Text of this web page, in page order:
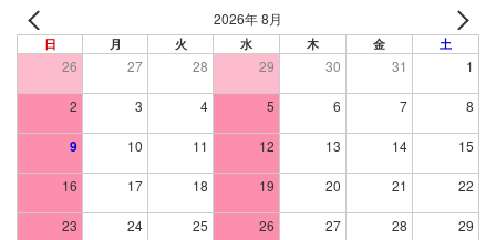
2026年 8月
日 月 火 水 木 金 土
26 27 28 29 30 31 1
2 3 4 5 6 7 8
9 10 11 12 13 14 15
16 17 18 19 20 21 22
23 24 25 26 27 28 29